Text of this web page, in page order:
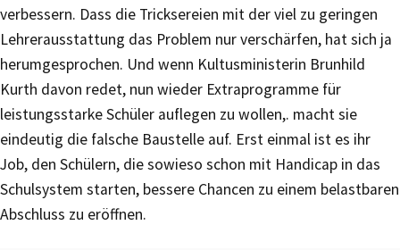
verbessern. Dass die Tricksereien mit der viel zu geringen
Lehrerausstattung das Problem nur verschärfen, hat sich ja
herumgesprochen. Und wenn Kultusministerin Brunhild
Kurth davon redet, nun wieder Extraprogramme für
leistungsstarke Schüler auflegen zu wollen,. macht sie
eindeutig die falsche Baustelle auf. Erst einmal ist es ihr
Job, den Schülern, die sowieso schon mit Handicap in das
Schulsystem starten, bessere Chancen zu einem belastbaren
Abschluss zu eröffnen.